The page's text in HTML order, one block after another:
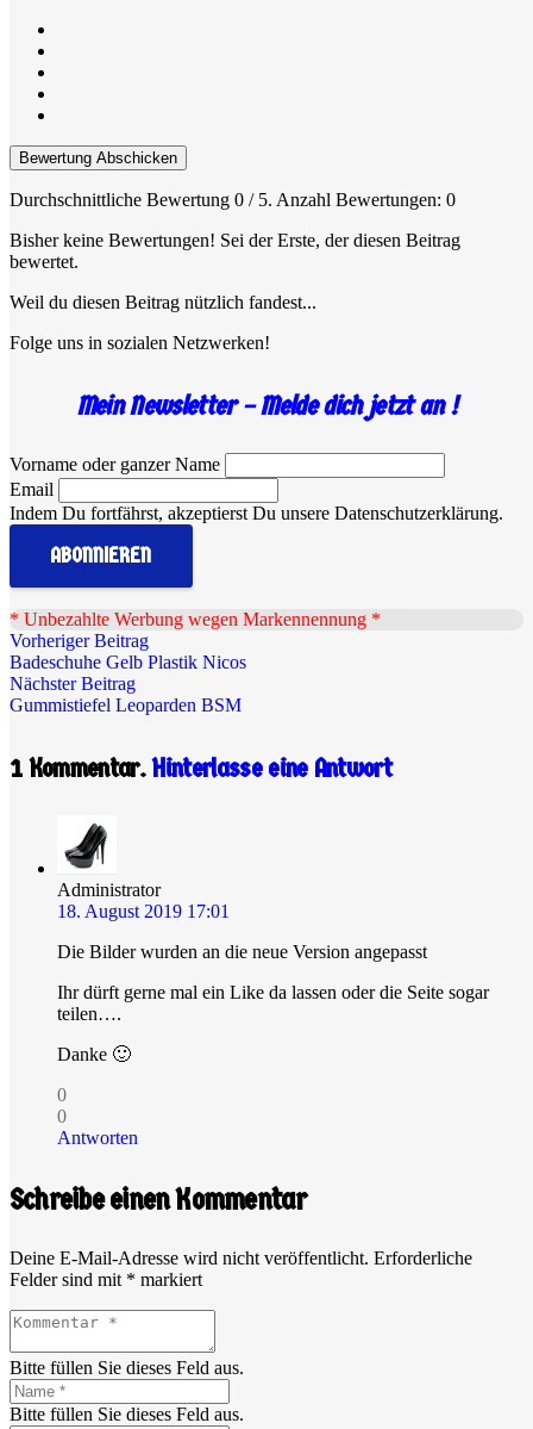
Bewertung Abschicken
Durchschnittliche Bewertung 0 / 5. Anzahl Bewertungen: 0
Bisher keine Bewertungen! Sei der Erste, der diesen Beitrag
bewertet.
Weil du diesen Beitrag nützlich fandest...
Folge uns in sozialen Netzwerken!
Mein Newsletter – Melde dich jetzt an !
Vorname oder ganzer Name
Email
Indem Du fortfährst, akzeptierst Du unsere Datenschutzerklärung.
* Unbezahlte Werbung wegen Markennennung *
Vorheriger Beitrag
Badeschuhe Gelb Plastik Nicos
Nächster Beitrag
Gummistiefel Leoparden BSM
1Kommentar. Hinterlasse eine Antwort
Administrator
18. August 2019 17:01
Die Bilder wurden an die neue Version angepasst
Ihr dürft gerne mal ein Like da lassen oder die Seite sogar
teilen….
Danke 🙂
0
0
Antworten
Schreibe einen Kommentar
Deine E-Mail-Adresse wird nicht veröffentlicht. Erforderliche
Felder sind mit * markiert
Bitte füllen Sie dieses Feld aus.
Bitte füllen Sie dieses Feld aus.